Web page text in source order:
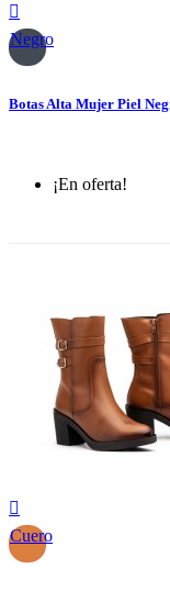

Negro
Botas Alta Mujer Piel
¡En oferta!

Cuero